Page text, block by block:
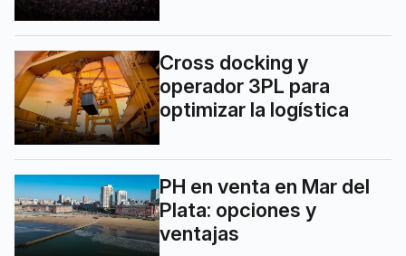
Cross docking y
operador 3PL para
optimizar la logística
PH en venta en Mar del
Plata: opciones y
ventajas